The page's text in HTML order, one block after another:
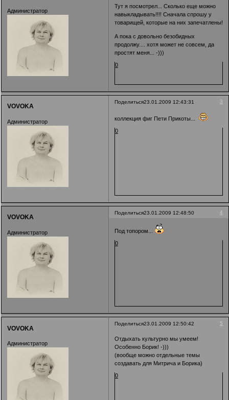
Администратор
Тут я посмотрел... Сколько еще можно
навыкладывать!!!! Сначала спрошу у
товарищей, которые на них запечатлены!
А пока с довольно безобидных
продолжу.... хотя может не совсем, да
простят меня... -)))
0
Поделиться 3
23.01.2009 12:43:31
VOVOKA
Администратор
коллекция фиг Пети Прикоты...
0
Поделиться 4
23.01.2009 12:48:50
VOVOKA
Администратор
Под топором...
0
Поделиться 5
23.01.2009 12:50:42
VOVOKA
Администратор
Отдыхать культурно мы умеем!
Особенно Борик! -)))
(вообще можно отдельные темы
создавать для Митрича и Борика)
0